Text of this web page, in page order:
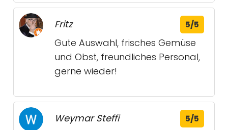
Fritz 5/5
Gute Auswahl, frisches Gemüse
und Obst, freundliches Personal,
gerne wieder!
Weymar Steffi 5/5